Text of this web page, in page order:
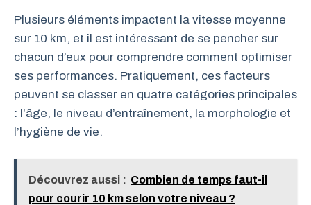
Plusieurs éléments impactent la vitesse moyenne
sur 10 km, et il est intéressant de se pencher sur
chacun d’eux pour comprendre comment optimiser
ses performances. Pratiquement, ces facteurs
peuvent se classer en quatre catégories principales
: l’âge, le niveau d’entraînement, la morphologie et
l’hygiène de vie.
Découvrez aussi : Combien de temps faut-il
pour courir 10 km selon votre niveau ?